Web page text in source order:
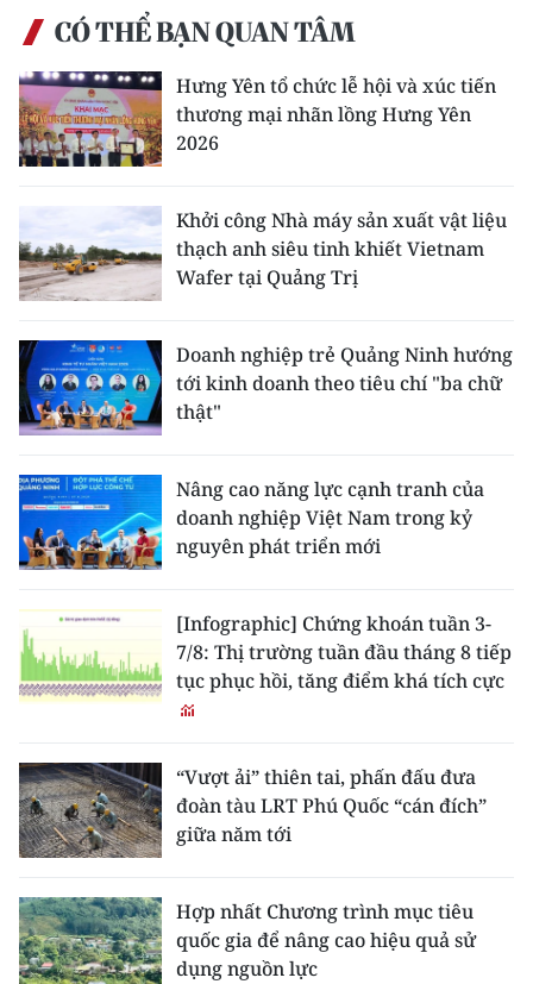
CÓ THỂ BẠN QUAN TÂM
Hưng Yên tổ chức lễ hội và xúc tiến
thương mại nhãn lồng Hưng Yên
2026
Khởi công Nhà máy sản xuất vật liệu
thạch anh siêu tinh khiết Vietnam
Wafer tại Quảng Trị
Doanh nghiệp trẻ Quảng Ninh hướng
tới kinh doanh theo tiêu chí "ba chữ
thật"
Nâng cao năng lực cạnh tranh của
doanh nghiệp Việt Nam trong kỷ
nguyên phát triển mới
[Infographic] Chứng khoán tuần 3-
7/8: Thị trường tuần đầu tháng 8 tiếp
tục phục hồi, tăng điểm khá tích cực
“Vượt ải” thiên tai, phấn đấu đưa
đoàn tàu LRT Phú Quốc “cán đích”
giữa năm tới
Hợp nhất Chương trình mục tiêu
quốc gia để nâng cao hiệu quả sử
dụng nguồn lực